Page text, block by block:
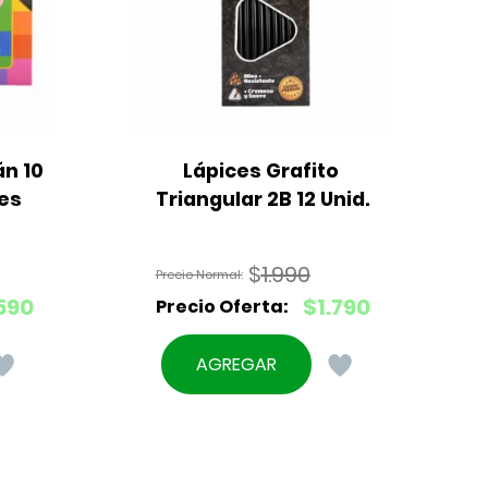
10
Lápices Grafito
Triangular 2B 12 Unid.
$1.990
El
precio
original
$1.790
El
precio
actual
AGREGAR